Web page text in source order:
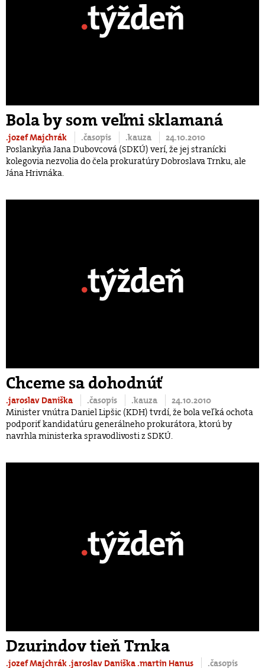
Bola by som veľmi sklamaná
.jozef Majchrák .časopis .kauza
24.10.2010
Poslankyňa Jana Dubovcová (SDKÚ) verí, že jej stranícki
kolegovia nezvolia do čela prokuratúry Dobroslava Trnku, ale
Jána Hrivnáka.
Chceme sa dohodnúť
.jaroslav Daniška .časopis .kauza
24.10.2010
Minister vnútra Daniel Lipšic (KDH) tvrdí, že bola veľká ochota
podporiť kandidatúru generálneho prokurátora, ktorú by
navrhla ministerka spravodlivosti z SDKÚ.
Dzurindov tieň Trnka
.jozef Majchrák.jaroslav Daniška.martin Hanus .časopis